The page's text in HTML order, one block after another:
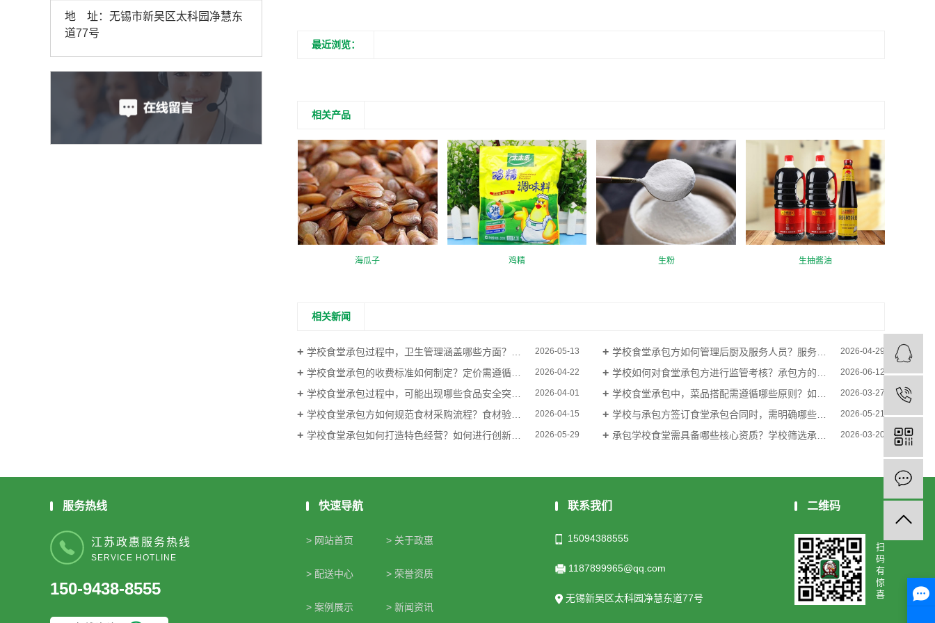
地 址：无锡市新吴区太科园净慧东
道77号
最近浏览：
相关产品
海瓜子 鸡精 生粉 生抽酱油
相关新闻
学校食堂承包过程中，卫生管理涵盖哪些方面？餐具、厨具、食堂环境的消毒规范有哪些？如何确保卫生达标？ 2026-05-13 学校食堂承包方如何管理后厨及服务人员？服务规范有哪些要求？如何提升服务质量，满足师生需求？ 2026-04-29
学校食堂承包的收费标准如何制定？定价需遵循哪些原则？如何平衡学生消费能力、菜品质量与承包方收益？ 2026-04-22 学校如何对食堂承包方进行监管考核？承包方的退出机制有哪些？如何确保承包方规范运营、持续提升服务质量？ 2026-06-12
学校食堂承包过程中，可能出现哪些食品安全突发事件？如何制定应急处置方案，快速应对突发情况？ 2026-04-01 学校食堂承包中，菜品搭配需遵循哪些原则？如何兼顾学生营养需求、口味偏好与成本控制？ 2026-03-27
学校食堂承包方如何规范食材采购流程？食材验收、储存、加工各环节的安全管控要点有哪些？ 2026-04-15 学校与承包方签订食堂承包合同时，需明确哪些核心条款？双方的权责划分有哪些重点？如何避免合同纠纷？ 2026-05-21
学校食堂承包如何打造特色经营？如何进行创新升级，提升学生就餐满意度？ 2026-05-29 承包学校食堂需具备哪些核心资质？学校筛选承包方的核心准入条件有哪些？如何确保资质合规、符合校园餐饮要求？ 2026-03-20
服务热线
江苏政惠服务热线
SERVICE HOTLINE
150-9438-8555
快速导航
> 网站首页 > 关于政惠
> 配送中心 > 荣誉资质
> 案例展示 > 新闻资讯
联系我们
15094388555
1187899965@qq.com
无锡新吴区太科园净慧东道77号
二维码
扫
码
有
惊
喜